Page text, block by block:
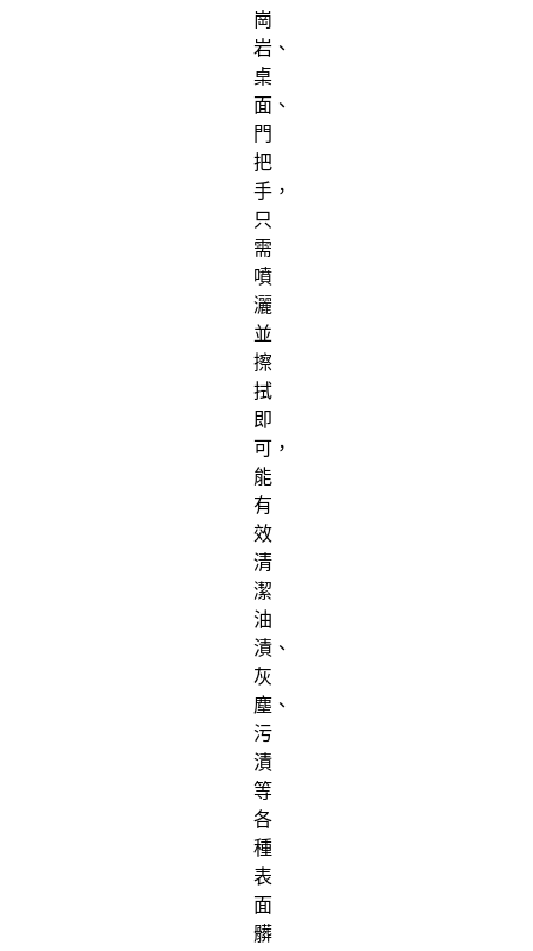
崗
岩、
桌
面、
門
把
手，
只
需
噴
灑
並
擦
拭
即
可，
能
有
效
清
潔
油
漬、
灰
塵、
污
漬
等
各
種
表
面
髒